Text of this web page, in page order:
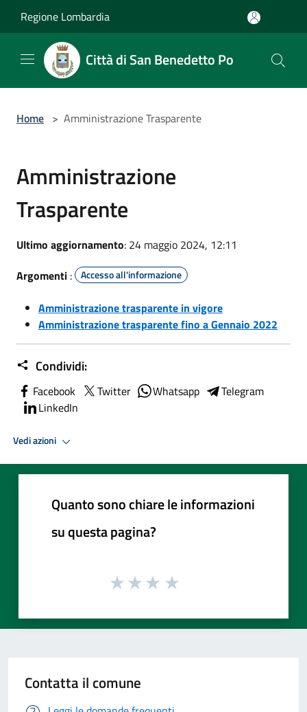
Regione Lombardia
Città di San Benedetto Po
Home > Amministrazione Trasparente
Amministrazione
Trasparente
Ultimo aggiornamento: 24 maggio 2024, 12:11
Argomenti : Accesso all'informazione
Amministrazione trasparente in vigore
Amministrazione trasparente fino a Gennaio 2022
Condividi:
Facebook Twitter Whatsapp
Telegram
LinkedIn
Vedi azioni
Quanto sono chiare le informazioni
su questa pagina?
Contatta il comune